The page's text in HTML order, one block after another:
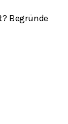
Begründe